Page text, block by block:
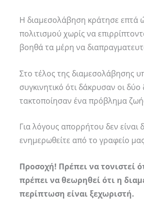
Η διαμεσολάβηση κράτησε επτά
πολιτισμού χωρίς να
βοηθά τα μέρη να
Στο τέλος της διαμεσολάβησης
συγκινητικό ότι δάκρυσαν οι
τακτοποίησαν ένα πρόβλημα
Για λόγους απορρήτου δεν
ενημερωθείτε από το γραφείο
Προσοχή! Πρέπει να τονιστεί
πρέπει να θεωρηθεί ότι η
περίπτωση είναι ξεχωριστή.